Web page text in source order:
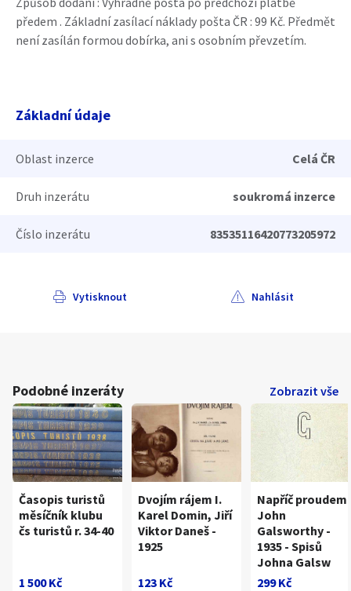
předem . Základní zasílací náklady pošta ČR : 99 Kč. Předmět
není zasílán formou dobírka, ani s osobním převzetím.
Základní údaje
Oblast inzerce Celá ČR
Druh inzerátu soukromá inzerce
Číslo inzerátu 83535116420773205972
Vytisknout Nahlásit
Podobné inzeráty Zobrazit vše
Časopis turistů
měsíčník klubu
čs turistů r. 34-40
1 500 Kč
Dvojím rájem I.
Karel Domin, Jiří
Viktor Daneš -
1925
123 Kč
Napříč proudem
John
Galsworthy -
1935 - Spisů
Johna Galsw
299 Kč